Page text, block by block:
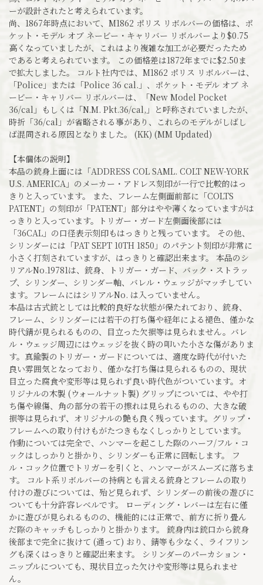
ーが設計されたと考えられています。
尚、1867年時点において、M1862 ポリス リボルバーの価格は、ポ
ケット・モデル オブ ネービー・キャリバー リボルバーより$0.75
高くなっていましたが、これはより複雑な加工が必要だったため
であると考えられています。 この価格差は1872年までに$2.50ま
で拡大しました。 コルト社内では、M1862 ポリス リボルバーは、
「Police」または「Police 36 cal.」、ポケット・モデル オブ ネ
ービー・キャリバー リボルバーは、「New Model Pocket
36/cal」もしくは「N.M. Pkt.36/cal,」と呼称されていましたが、
時折「36/cal」が省略される事があり、これらのモデルがしばし
ば混同される原因となりました。 (KK) (MM Updated)
【本個体の説明】
本品の銃身上面には「ADDRESS COL SAML. COLT NEW-YORK
U.S. AMERICA」のメーカー・アドレス刻印が一行で比較的はっ
きりと入っています。 また、フレーム左側面前部に「COLTS
PATENT」の刻印が「PATENT」部分はやや薄くなっていますがは
っきりと入っています。トリガー・ガード左側面後部には
「36CAL」の口径表示刻印もはっきりと残っています。 その他、
シリンダーには「PAT SEPT 10TH 1850」のパテント刻印が非常に
小さく打刻されていますが、はっきりと確認出来ます。 本品のシ
リアルNo.19781は、銃身、トリガー・ガード、バック・ストラッ
プ、シリンダー、シリンダー軸、バレル・ウェッジがマッチしてい
ます。フレームにはシリアルNo. は入っていません。
本品は古式銃としては比較的良好な状態が保たれており、銃身、
フレーム、シリンダーには若干の打ち傷や経年による褪色、僅かな
時代錆が見られるものの、目立った欠損等は見られません。バレ
ル・ウェッジ周辺にはウェッジを抜く時の叩いた小さな傷がありま
す。真鍮製のトリガー・ガードについては、適度な時代が付いた
良い雰囲気となっており、僅かな打ち傷は見られるものの、現状
目立った腐食や変形等は見られず良い時代色がついています。オ
リジナルの木製 (ウォールナット製) グリップについては、やや打
ち傷や線傷、角の部分の若干の擦れは見られるものの、大きな破
損等は見られず、オリジナルの艶も良く残っています。グリップ・
フレームへの取り付けもがたつきもなくしっかりとしています。
作動については完全で、ハンマーを起こした際のハーフ/フル・コ
ックはしっかりと掛かり、シリンダーも正常に回転します。 フ
ル・コック位置でトリガーを引くと、ハンマーがスムーズに落ちま
す。 コルト系リボルバーの持病とも言える銃身とフレームの取り
付けの遊びについては、殆ど見られず、シリンダーの前後の遊びに
ついても十分許容レベルです。 ローディング・レバーは左右に僅
かに遊びが見られるものの、機能的には正常で、前方に折り畳ん
だ際のキャッチもしっかりと掛かります。 銃身内は銃口から銃身
後部まで完全に抜けて (通って) おり、錆等も少なく、ライフリン
グも深くはっきりと確認出来ます。 シリンダーのパーカション・
ニップルについても、現状目立った欠けや変形等は見られませ
ん。